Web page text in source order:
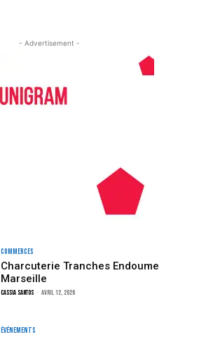
- Advertisement -
Commerces
Charcuterie Tranches Endoume
Marseille
Cassia Santos - avril 12, 2026
Événements